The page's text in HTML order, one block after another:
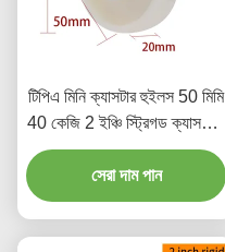
টিপিএ মিনি ক্যাসটার হুইলস 50 মিমি
40 কেজি 2 ইঞ্চি স্ট্রিগড ক্যাসটারস
262P-23
সেরা দাম পান